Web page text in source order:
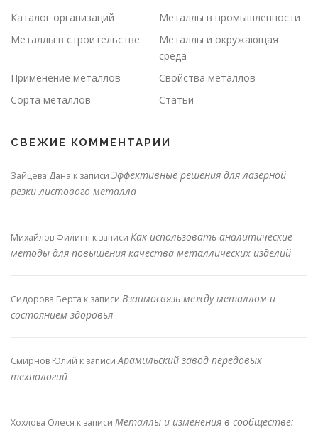
Каталог организаций
Металлы в промышленности
Металлы в строительстве
Металлы и окружающая
среда
Применение металлов
Свойства металлов
Сорта металлов
Статьи
СВЕЖИЕ КОММЕНТАРИИ
Зайцева Дана к записи Эффективные решения для лазерной
резки листового металла
Михайлов Филипп к записи Как использовать аналитические
методы для повышения качества металлических изделий
Сидорова Берта к записи Взаимосвязь между металлом и
состоянием здоровья
Смирнов Юлий к записиАрамильский завод передовых
технологий
Хохлова Олеся к записи Металлы и изменения в сообществе: